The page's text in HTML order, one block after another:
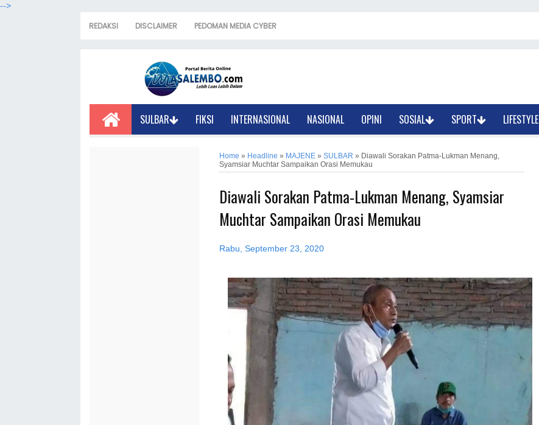
-->
REDAKSI DISCLAIMER PEDOMAN MEDIA CYBER
SULBAR FIKSI INTERNASIONAL NASIONAL OPINI SOSIAL SPORT LIFESTYLE
Home » Headline » MAJENE » SULBAR » Diawali Sorakan Patma-Lukman Menang,
Syamsiar Muchtar Sampaikan Orasi Memukau
Diawali Sorakan Patma-Lukman Menang, Syamsiar
Muchtar Sampaikan Orasi Memukau
Rabu, September 23, 2020